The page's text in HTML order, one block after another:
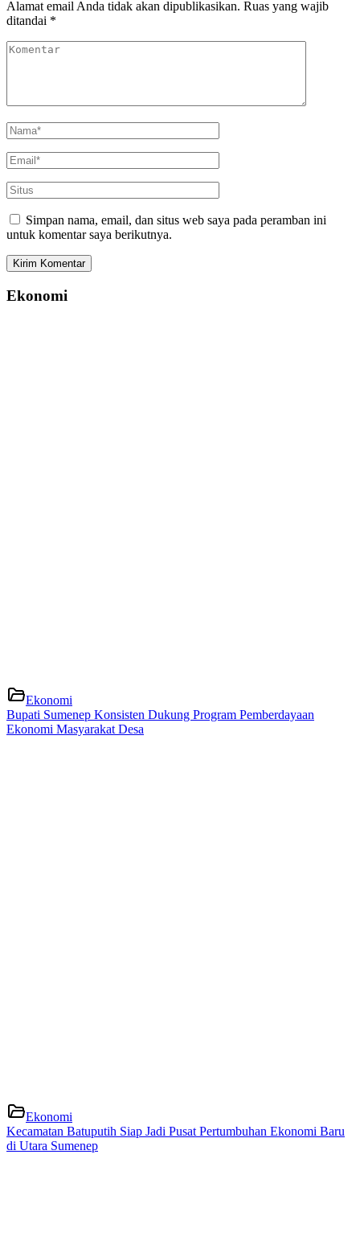
Alamat email Anda tidak akan dipublikasikan. Ruas yang wajib
ditandai *
Simpan nama, email, dan situs web saya pada peramban ini
untuk komentar saya berikutnya.
Ekonomi
Ekonomi
Bupati Sumenep Konsisten Dukung Program Pemberdayaan
Ekonomi Masyarakat Desa
Ekonomi
Kecamatan Batuputih Siap Jadi Pusat Pertumbuhan Ekonomi Baru
di Utara Sumenep